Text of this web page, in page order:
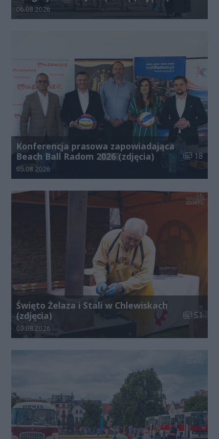
Data dodania galerii:
06.08.2026
Konferencja prasowa zapowiadająca
Beach Ball Radom 2026 (zdjęcia)
Liczba
18
Data dodania galerii:
05.08.2026
Święto Żelaza i Stali w Chlewiskach
(zdjęcia)
Liczba
51
Data dodania galerii:
03.08.2026